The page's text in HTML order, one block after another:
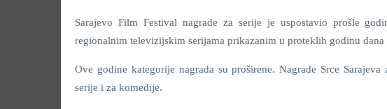
Sarajevo Film Festival nagrade za serije je uspostavio prošle
regionalnim televizijskim serijama prikazanim u proteklih godinu
Ove godine kategorije nagrada su proširene. Nagrade Srce
serije i za komedije.